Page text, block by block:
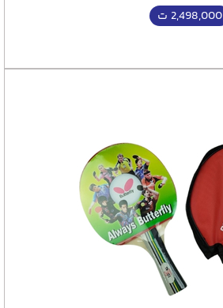
2,498,000 ت